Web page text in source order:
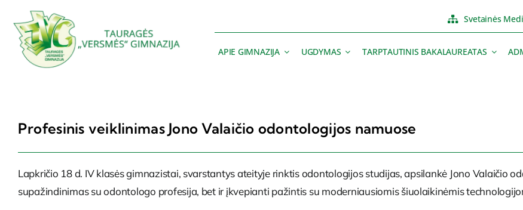
content
Svetainės
APIE GIMNAZIJA UGDYMAS TARPTAUTINIS BAKALAUREATAS
Profesinis veiklinimasJono Valaičio odontologijos namuose
Lapkričio 18 d. IV klasės gimnazistai, svarstantys ateityje rinktis odontologijos studijas, apsilankė Jono Valaičio
supažindinimas su odontologo profesija, bet ir įkvepianti pažintis su moderniausiomis šiuolaikinėmis